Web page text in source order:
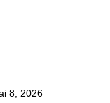
8, 2026